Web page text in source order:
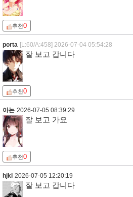
추천0
porta [L:60/A:458] 2026-07-04 05:54:28
잘 보고 갑니다
추천0
아논 2026-07-05 08:39:29
잘 보고 가요
추천0
hjkl 2026-07-05 12:20:19
잘 보고 갑니다